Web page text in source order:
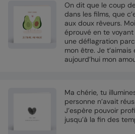
On dit que le coup
dans les films, que
aux doux rêveurs.
éprouvé en te
une déflagration
mon être. Je
aujourd’hui mon
Ma chérie, tu
personne n’avait
J’espère pouvoir
jusqu’à la fin des